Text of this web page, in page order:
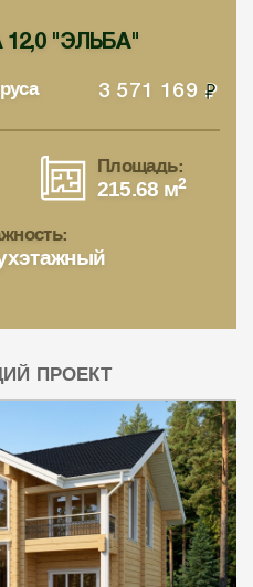
"ЭЛЬБА"
3 571 169
Площадь:
215.68 м2
ПРОЕКТ